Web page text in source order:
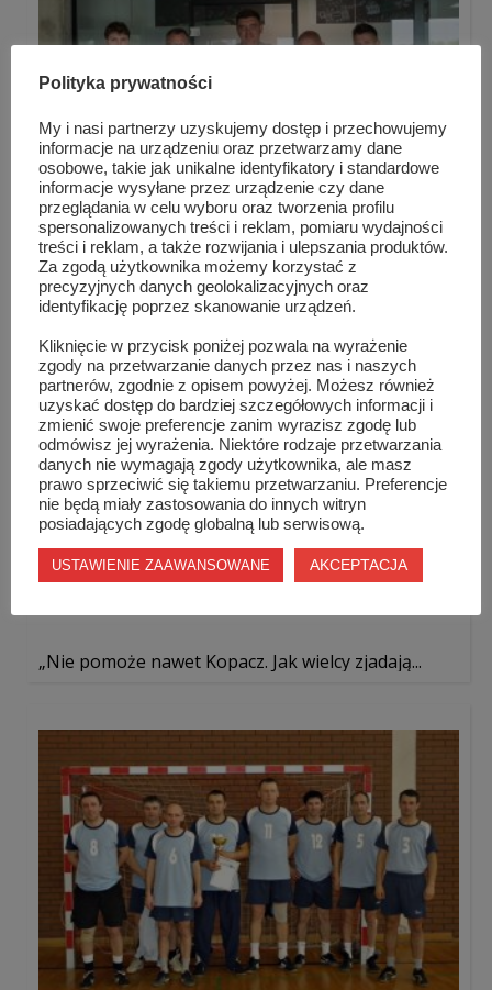
W Szydłowcu będzie działało piłkarskie
przedszkole...
„Nie pomoże nawet Kopacz. Jak wielcy zjadają...
Polityka prywatności
My i nasi partnerzy uzyskujemy dostęp i przechowujemy
informacje na urządzeniu oraz przetwarzamy dane
osobowe, takie jak unikalne identyfikatory i standardowe
informacje wysyłane przez urządzenie czy dane
przeglądania w celu wyboru oraz tworzenia profilu
spersonalizowanych treści i reklam, pomiaru wydajności
treści i reklam, a także rozwijania i ulepszania produktów.
Za zgodą użytkownika możemy korzystać z
precyzyjnych danych geolokalizacyjnych oraz
identyfikację poprzez skanowanie urządzeń.
Kliknięcie w przycisk poniżej pozwala na wyrażenie
zgody na przetwarzanie danych przez nas i naszych
partnerów, zgodnie z opisem powyżej. Możesz również
uzyskać dostęp do bardziej szczegółowych informacji i
zmienić swoje preferencje zanim wyrazisz zgodę lub
odmówisz jej wyrażenia. Niektóre rodzaje przetwarzania
danych nie wymagają zgody użytkownika, ale masz
prawo sprzeciwić się takiemu przetwarzaniu. Preferencje
nie będą miały zastosowania do innych witryn
posiadających zgodę globalną lub serwisową.
USTAWIENIE ZAAWANSOWANE AKCEPTACJA